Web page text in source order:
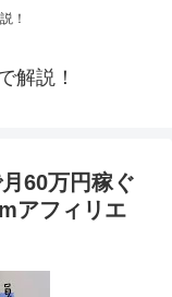
！
解説！
60万円稼ぐ
アフィリエ